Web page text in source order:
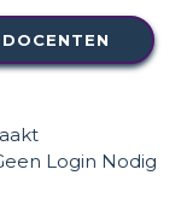
Login Nodig